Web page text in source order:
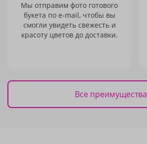
Мы отправим фото готового
букета по e-mail, чтобы вы
смогли увидеть свежесть и
красоту цветов до доставки.
Все преимущества